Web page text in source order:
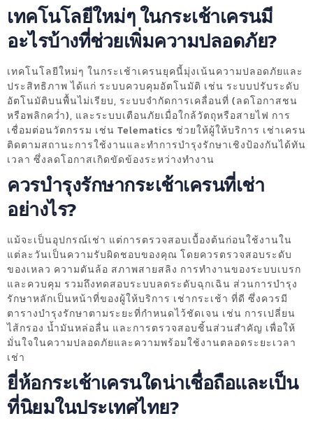
เทคโนโลยีใหม่ๆ ในกระเช้าเครนมี
อะไรบ้างที่ช่วยเพิ่มความปลอดภัย?
เทคโนโลยีใหม่ๆ ในกระเช้าเครนยุคนี้มุ่งเน้นความปลอดภัยและ
ประสิทธิภาพ ได้แก่ ระบบควบคุมอัตโนมัติ เช่น ระบบปรับระดับ
อัตโนมัติบนพื้นไม่เรียบ, ระบบจำกัดการเคลื่อนที่ (ลดโอกาสชน
หรือพลิกคว่ำ), และระบบเตือนภัยเมื่อใกล้วัตถุหรือสายไฟ การ
เชื่อมต่อนวัตกรรม เช่น Telematics ช่วยให้ผู้ให้บริการ เช่าเครน
ติดตามสถานะการใช้งานและทำการบำรุงรักษาเชิงป้องกันได้ทัน
เวลา ซึ่งลดโอกาสเกิดขัดข้องระหว่างทำงาน
ควรบำรุงรักษากระเช้าเครนที่เช่า
อย่างไร?
แม้จะเป็นอุปกรณ์เช่า แต่การตรวจสอบเบื้องต้นก่อนใช้งานใน
แต่ละวันเป็นความรับผิดชอบของคุณ โดยควรตรวจสอบระดับ
ของเหลว ความดันล้อ สภาพสายสลิง การทำงานของระบบเบรก
และควบคุม รวมถึงทดสอบระบบลดระดับฉุกเฉิน ส่วนการบำรุง
รักษาหลักเป็นหน้าที่ของผู้ให้บริการ เช่ากระเช้า ที่ดี ซึ่งควรมี
ตารางบำรุงรักษาตามระยะที่กำหนดไว้ชัดเจน เช่น การเปลี่ยน
ไส้กรอง น้ำมันหล่อลื่น และการตรวจสอบชิ้นส่วนสำคัญ เพื่อให้
มั่นใจในความปลอดภัยและความพร้อมใช้งานตลอดระยะเวลา
เช่า
ยี่ห้อกระเช้าเครนใดน่าเชื่อถือและเป็น
ที่นิยมในประเทศไทย?